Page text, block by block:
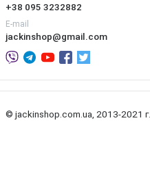
+38 095 3232882
E-mail
jackinshop@gmail.com
© jackinshop.com.ua, 2013-2021 г.